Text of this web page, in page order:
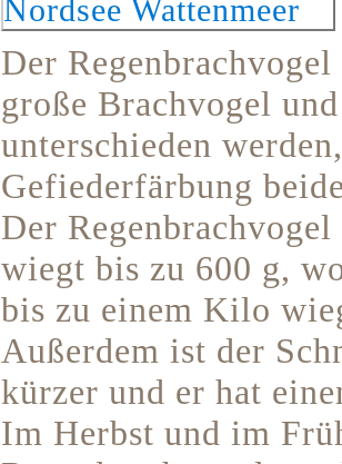
Der
große Brachvogel
unterschieden
Gefiederfärbung
Der
wiegt bis zu 600 g,
bis zu einem Kilo
Außerdem ist der
kürzer und er hat
Im Herbst und im